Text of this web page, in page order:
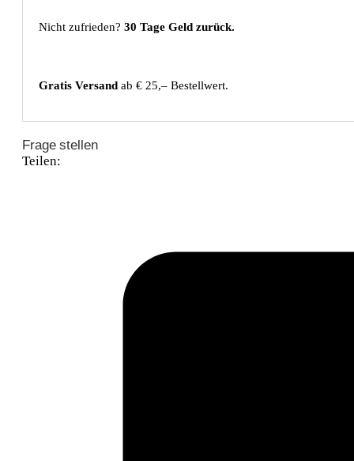
Nicht zufrieden? 30 Tage Geld zurück.
Gratis Versand ab € 25,– Bestellwert.
Frage stellen
Teilen: